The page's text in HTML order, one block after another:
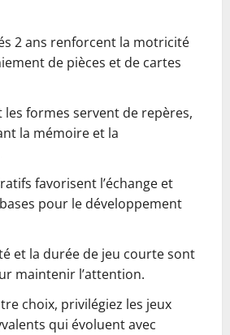
2 ans renforcent la motricité
de pièces et de cartes
les formes servent de repères,
la mémoire et la
favorisent l’échange et
pour le développement
et la durée de jeu courte sont
maintenir l’attention.
choix, privilégiez les jeux
qui évoluent avec